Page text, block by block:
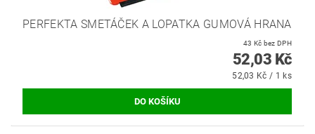
PERFEKTA SMETÁČEK A LOPATKA GUMOVÁ HRANA
43 Kč bez DPH
52,03 Kč
52,03 Kč / 1 ks